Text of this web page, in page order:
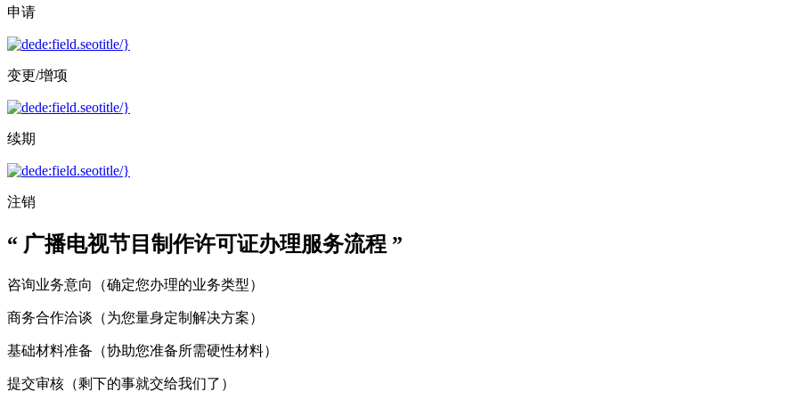
申请
变更/增项
续期
注销
“ 广播电视节目制作许可证办理服务流程 ”
咨询业务意向 （确定您办理的业务类型）
商务合作洽谈 （为您量身定制解决方案）
基础材料准备 （协助您准备所需硬性材料）
提交审核 （剩下的事就交给我们了）